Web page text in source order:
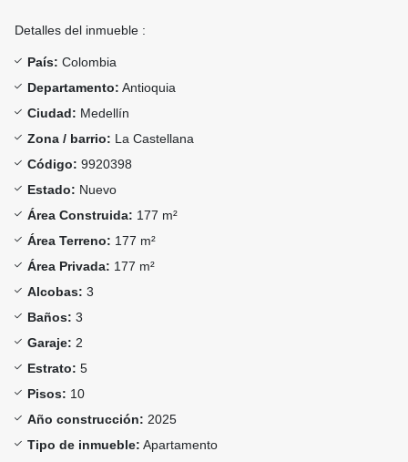
Detalles del inmueble :
País: Colombia
Departamento: Antioquia
Ciudad: Medellín
Zona / barrio: La Castellana
Código: 9920398
Estado: Nuevo
Área Construida: 177 m²
Área Terreno: 177 m²
Área Privada: 177 m²
Alcobas: 3
Baños: 3
Garaje: 2
Estrato: 5
Pisos: 10
Año construcción: 2025
Tipo de inmueble: Apartamento